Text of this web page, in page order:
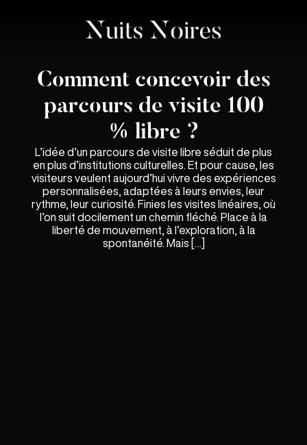
Comment concevoir des
parcours de visite 100
% libre ?
L’idée d’un parcours de visite libre séduit de plus
en plus d’institutions culturelles. Et pour cause, les
visiteurs veulent aujourd’hui vivre des expériences
personnalisées, adaptées à leurs envies, leur
rythme, leur curiosité. Finies les visites linéaires, où
l’on suit docilement un chemin fléché. Place à la
liberté de mouvement, à l’exploration, à la
spontanéité. Mais […]